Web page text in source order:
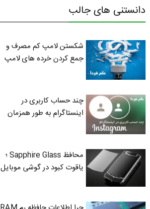
دانستنی های جالب
شکستن لامپ کم مصرف و
جمع کردن خرده های لامپ
چند حساب کاربری در
اینستاگرام به طور همزمان
محافظ Sapphire Glass ؛
یاقوت کبود در گوشی موبایل